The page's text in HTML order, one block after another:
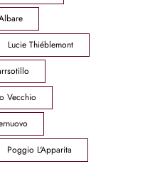
Lucie Thiéblemont
Vecchio
Poggio L'Apparita